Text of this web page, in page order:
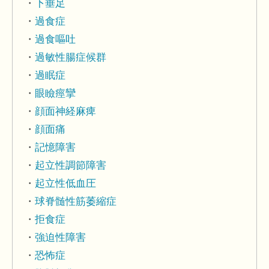
下垂足
過食症
過食嘔吐
過敏性腸症候群
過眠症
眼瞼痙攣
顔面神経麻痺
顔面痛
記憶障害
起立性調節障害
起立性低血圧
球脊髄性筋萎縮症
拒食症
強迫性障害
恐怖症